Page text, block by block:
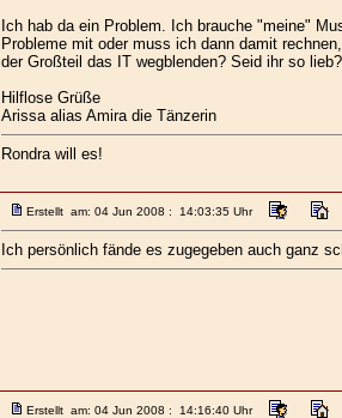
Ich hab da ein Problem. Ich brauche "meine"
Probleme mit oder muss ich dann damit
der Großteil das IT wegblenden? Seid ihr so
Hilflose Grüße
Arissa alias Amira die Tänzerin
Rondra will es!
Erstellt am: 04 Jun 2008 : 14:03:35 Uhr
Ich persönlich fände es zugegeben auch ganz
Erstellt am: 04 Jun 2008 : 14:16:40 Uhr